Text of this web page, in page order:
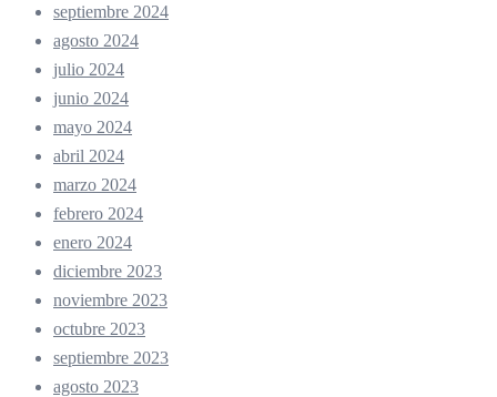
septiembre 2024
agosto 2024
julio 2024
junio 2024
mayo 2024
abril 2024
marzo 2024
febrero 2024
enero 2024
diciembre 2023
noviembre 2023
octubre 2023
septiembre 2023
agosto 2023